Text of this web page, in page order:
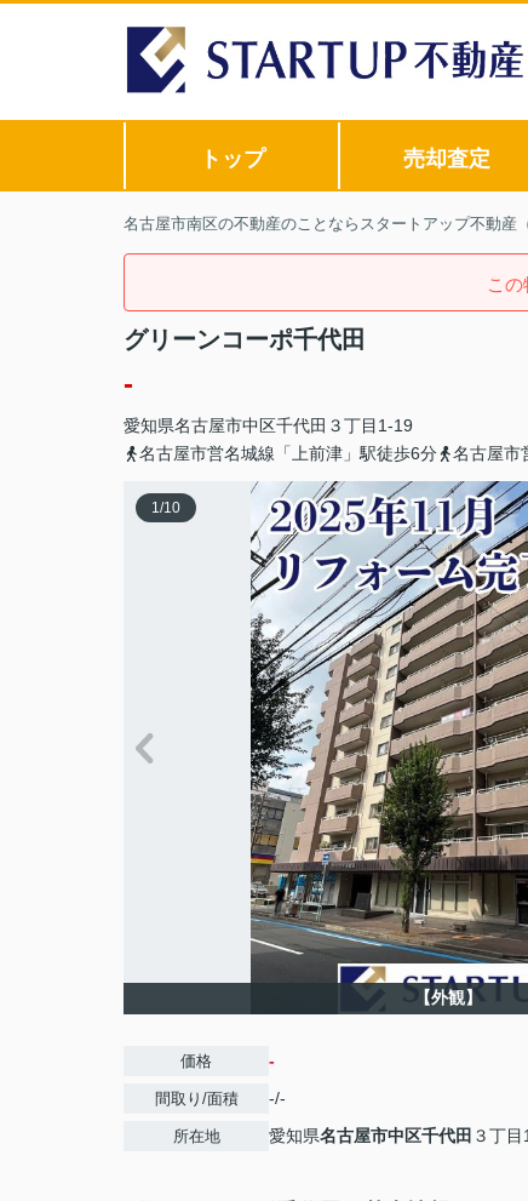
トップ 売却査定
名古屋市南区の不動産のことならスタートアップ不動産
この
グリーンコーポ千代田
-
愛知県名古屋市中区千代田 ３丁目1-19
名古屋市営名城線「上前津」駅徒歩6分
名古屋市
1/10
【外観】
価格 -
間取り/面積 -/-
所在地 愛知県名古屋市中区千代田 ３丁